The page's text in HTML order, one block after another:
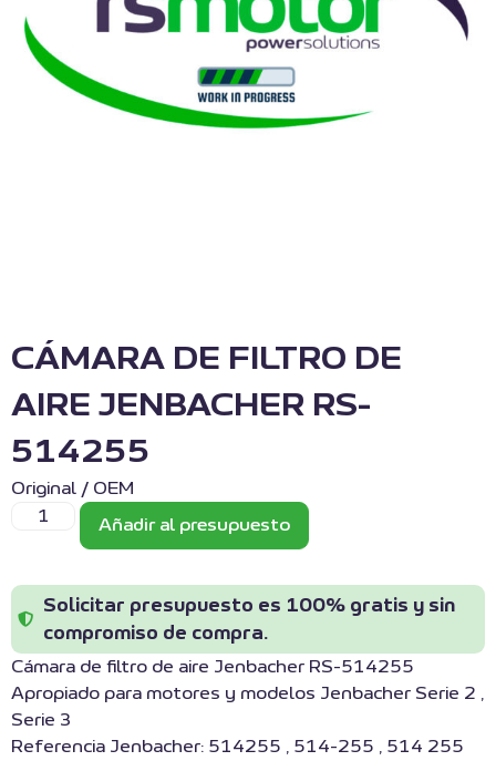
CÁMARA DE FILTRO DE
AIRE JENBACHER RS-
514255
Original / OEM
Añadir al presupuesto
Solicitar presupuesto es 100% gratis y sin
compromiso de compra.
Cámara de filtro de aire Jenbacher RS-514255
Apropiado para motores y modelos Jenbacher Serie 2 ,
Serie 3
Referencia Jenbacher: 514255 , 514-255 , 514 255